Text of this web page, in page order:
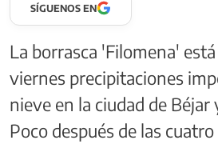
SÍGUENOS EN
La borrasca 'Filomena'
viernes precipitaciones
nieve en la ciudad de Béjar
Poco después de las